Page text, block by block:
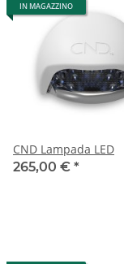
IN MAGAZZINO
CND Lampada LED
265,00 € *